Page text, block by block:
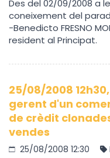
Des del 02/09/2008 a
coneixement del
-Benedicto FRESNO
resident al Principat.
25/08/2008
gerent d'un
de crèdit
vendes
25/08/2008 12:30